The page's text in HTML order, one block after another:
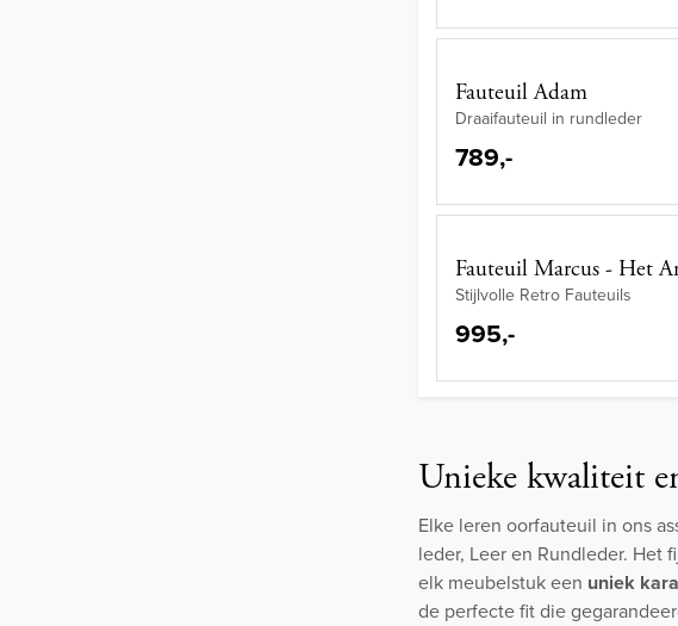
Fauteuil Adam
Draaifauteuil in rundleder
789,-
Fauteuil Marcus - Het
Stijlvolle Retro Fauteuils
995,-
Unieke kwaliteit
Elke leren oorfauteuil in ons
leder, Leer en Rundleder. Het
elk meubelstuk een uniek
de perfecte fit die